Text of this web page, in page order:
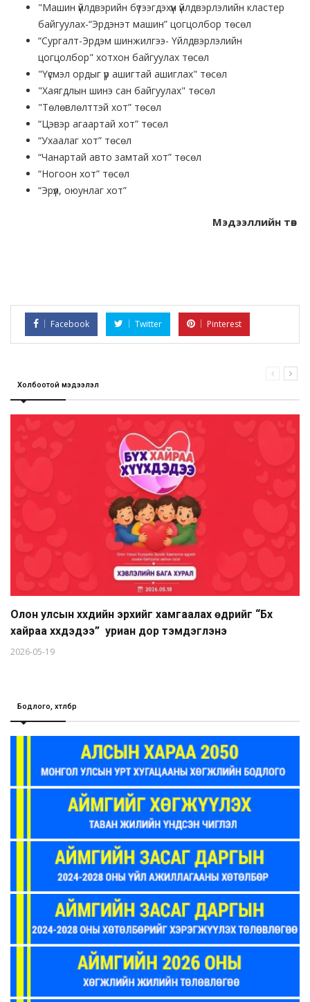
"Машин үйлдвэрийн бүтээгдэхүүн үйлдвэрлэлийн кластер
байгуулах-“Эрдэнэт машин” цогцолбор төсөл
“Сургалт-Эрдэм шинжилгээ- Үйлдвэрлэлийн
цогцолбор" хотхон байгуулах төсөл
"Үүсмэл ордыг үр ашигтай ашиглах" төсөл
"Хаягдлын шинэ сан байгуулах" төсөл
"Төлөвлөлттэй хот” төсөл
“Цэвэр агаартай хот” төсөл
“Ухаалаг хот” төсөл
“Чанартай авто замтай хот” төсөл
“Ногоон хот” төсөл
“Эрүүл, оюунлаг хот”
Мэдээллийн төв
Facebook Twitter Pinterest
Холбоотой мэдээлэл
Олон улсын хүүхдийн эрхийг хамгаалах өдрийг “Бүх
хайраа хүүхдэдээ” уриан дор тэмдэглэнэ
2026-05-19
Бодлого, хөтөлбөр